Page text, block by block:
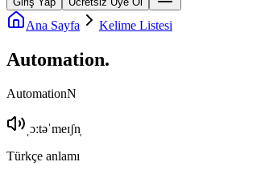
Ana Sayfa Kelime Listesi
Automation.
AutomationN
ˌɔːtəˈmeɪʃn̩
Türkçe anlamı